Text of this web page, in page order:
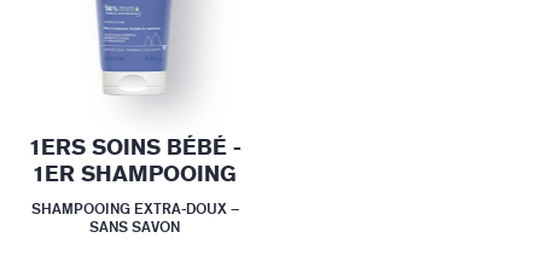
1ERS SOINS BÉBÉ -
1ER SHAMPOOING
SHAMPOOING EXTRA-DOUX –
SANS SAVON